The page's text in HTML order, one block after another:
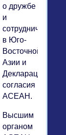
о дружбе
и
сотрудничестве
в Юго-
Восточной
Азии и
Декларации
согласия
АСЕАН.
Высшим
органом